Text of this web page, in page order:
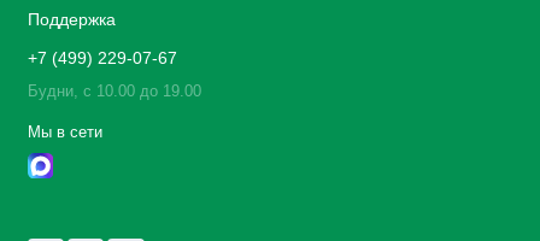
Поддержка
+7 (499) 229-07-67
Будни, с 10.00 до 19.00
Мы в сети